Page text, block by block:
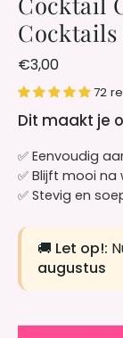
€3,00
72
Dit maakt je
✅ Eenvoudig
✅ Blijft mooi na
✅ Stevig en
🚚 Let op!:
augustus